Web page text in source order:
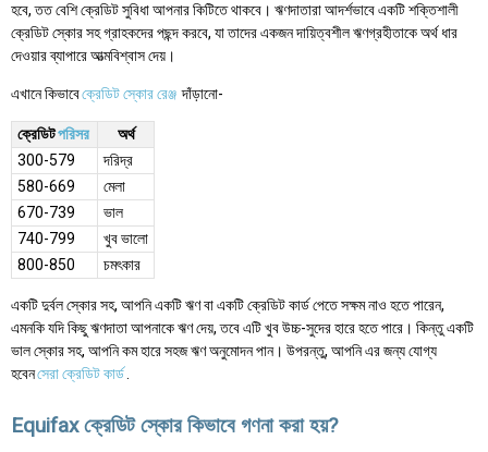
হবে, তত বেশি ক্রেডিট সুবিধা আপনার কিটিতে থাকবে। ঋণদাতারা আদর্শভাবে একটি শক্তিশালী
ক্রেডিট স্কোর সহ গ্রাহকদের পছন্দ করবে, যা তাদের একজন দায়িত্বশীল ঋণগ্রহীতাকে অর্থ ধার
দেওয়ার ব্যাপারে আত্মবিশ্বাস দেয়।
এখানে কিভাবেক্রেডিট স্কোর রেঞ্জ দাঁড়ানো-
ক্রেডিটপরিসর
অর্থ
300-579
দরিদ্র
580-669
মেলা
670-739
ভাল
740-799
খুব ভালো
800-850
চমৎকার
একটি দুর্বল স্কোর সহ, আপনি একটি ঋণ বা একটি ক্রেডিট কার্ড পেতে সক্ষম নাও হতে পারেন,
এমনকি যদি কিছু ঋণদাতা আপনাকে ঋণ দেয়, তবে এটি খুব উচ্চ-সুদের হারে হতে পারে। কিন্তু একটি
ভাল স্কোর সহ, আপনি কম হারে সহজ ঋণ অনুমোদন পান। উপরন্তু, আপনি এর জন্য যোগ্য
হবেনসেরা ক্রেডিট কার্ড
Equifax ক্রেডিট স্কোর কিভাবে গণনা করা হয়?